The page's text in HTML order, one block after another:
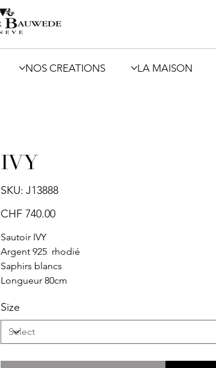
NOS CREATIONS LA MAISON
IVY
SKU:
SKU
J13888
J13888
Price
CHF 740.00
Sautoir IVY
Argent 925 rhodié
Saphirs blancs
Longueur 80cm
Size